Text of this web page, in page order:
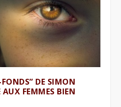
FONDS” DE SIMON
FEMMES BIEN